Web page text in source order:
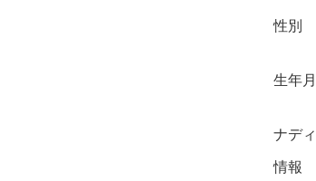
性別
生年
ナデ
情報